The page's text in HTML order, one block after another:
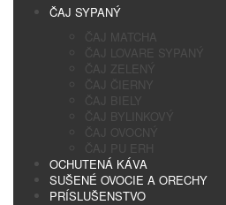
ČAJ SYPANÝ
ČAJ MATCHA
ČAJ LOVARE SYPANÝ
ČAJ ZELENÝ
ČAJ ČIERNY
ČAJ BIELY
ČAJ BYLINKOVÝ
ČAJ OVOCNÝ
ČAJ PU ERH
OCHUTENÁ KÁVA
SUŠENÉ OVOCIE A ORECHY
PRÍSLUŠENSTVO